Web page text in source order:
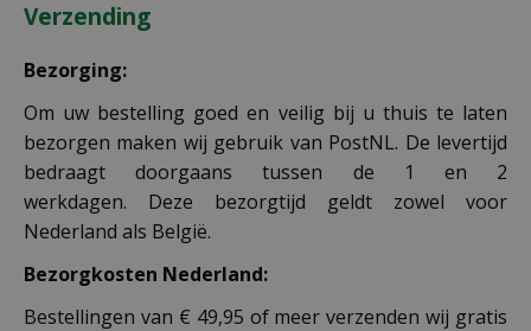
Verzending
Bezorging:
Om uw bestelling goed en veilig bij u thuis te laten
bezorgen maken wij gebruik van PostNL. De levertijd
bedraagt doorgaans tussen de 1 en 2
werkdagen. Deze bezorgtijd geldt zowel voor
Nederland als België.
Bezorgkosten Nederland:
Bestellingen van € 49,95 of meer verzenden wij gratis